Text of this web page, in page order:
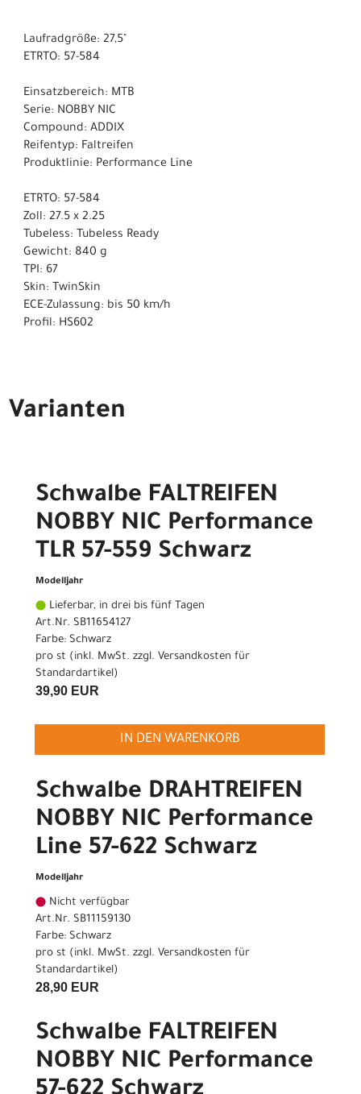
Laufradgröße: 27,5"
ETRTO: 57-584
Einsatzbereich: MTB
Serie: NOBBY NIC
Compound: ADDIX
Reifentyp: Faltreifen
Produktlinie: Performance Line
ETRTO: 57-584
Zoll: 27.5 x 2.25
Tubeless: Tubeless Ready
Gewicht: 840 g
TPI: 67
Skin: TwinSkin
ECE-Zulassung: bis 50 km/h
Profil: HS602
Varianten
Schwalbe FALTREIFEN
NOBBY NIC Performance
TLR 57-559 Schwarz
Modelljahr
Lieferbar, in drei bis fünf Tagen
Art.Nr. SB11654127
Farbe: Schwarz
pro st (inkl. MwSt. zzgl. Versandkosten für
Standardartikel)
39,90 EUR
IN DEN WARENKORB
Schwalbe DRAHTREIFEN
NOBBY NIC Performance
Line 57-622 Schwarz
Modelljahr
Nicht verfügbar
Art.Nr. SB11159130
Farbe: Schwarz
pro st (inkl. MwSt. zzgl. Versandkosten für
Standardartikel)
28,90 EUR
Schwalbe FALTREIFEN
NOBBY NIC Performance